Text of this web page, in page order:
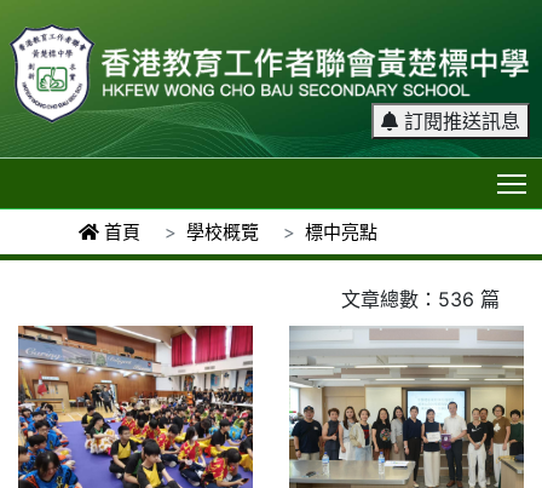
訂閱推送訊息
首頁 學校概覽 標中亮點
文章總數：536 篇